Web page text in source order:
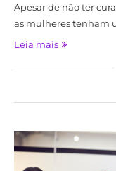
Apesar de não ter
as mulheres tenham
Leia mais